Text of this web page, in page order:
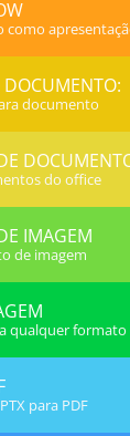
como
documento
do office
IMAGEM
de imagem
qualquer formato
para PDF